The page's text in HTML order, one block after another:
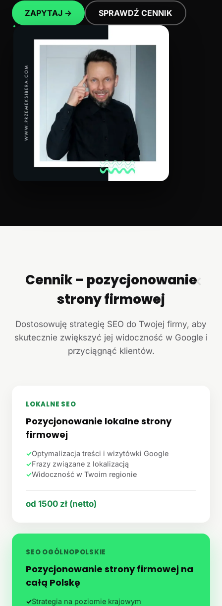
ZAPYTAJ → SPRAWDŹ CENNIK
✕
Cennik – pozycjonowanie
strony firmowej
Dostosowuję strategię SEO do Twojej firmy, aby
skutecznie zwiększyć jej widoczność w Google i
przyciągnąć klientów.
LOKALNE SEO
Pozycjonowanie lokalne strony
firmowej
✓Optymalizacja treści i wizytówki Google
✓Frazy związane z lokalizacją
✓Widoczność w Twoim regionie
od 1500 zł (netto)
SEO OGÓLNOPOLSKIE
Pozycjonowanie strony firmowej na
całą Polskę
✓Strategia na poziomie krajowym